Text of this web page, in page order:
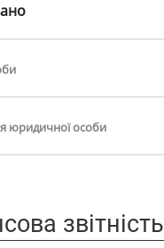
юридичної особи
звітність